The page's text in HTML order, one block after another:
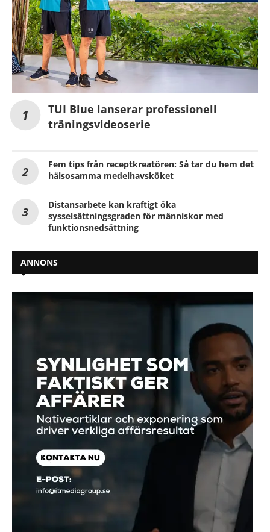
TUI Blue lanserar professionell
träningsvideoserie
Fem tips från receptkreatören: Så tar du hem det
hälsosamma medelhavsköket
Distansarbete kan kraftigt öka
sysselsättningsgraden för människor med
funktionsnedsättning
ANNONS